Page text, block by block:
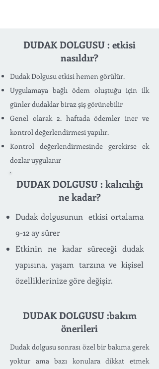
DUDAK DOLGUSU : etkisi
nasıldır?
Dudak Dolgusu etkisi hemen görülür.
Uygulamaya bağlı ödem oluştuğu için ilk
günler dudaklar biraz şiş görünebilir
Genel olarak 2. haftada ödemler iner ve
kontrol değerlendirmesi yapılır.
Kontrol değerlendirmesinde gerekirse ek
dozlar uygulanır
DUDAK DOLGUSU : kalıcılığı
ne kadar?
Dudak dolgusunun etkisi ortalama
9-12 ay sürer
Etkinin ne kadar süreceği dudak
yapısına, yaşam tarzına ve kişisel
özelliklerinize göre değişir.
DUDAK DOLGUSU :bakım
önerileri
Dudak dolgusu sonrası özel bir bakıma gerek
yoktur ama bazı konulara dikkat etmek